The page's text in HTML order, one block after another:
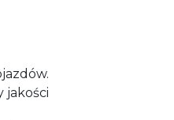
jakości